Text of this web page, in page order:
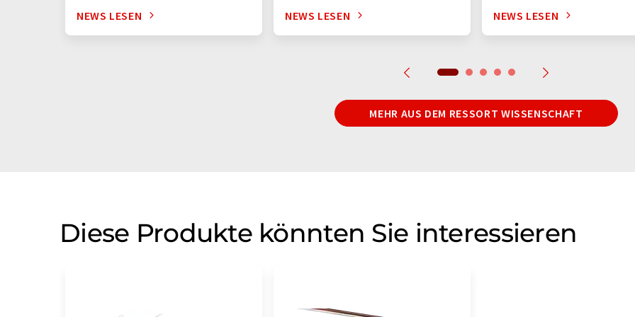
NEWS LESEN NEWS LESEN NEWS LESEN
MEHR AUS DEM RESSORT WISSENSCHAFT
Diese Produkte könnten Sie interessieren